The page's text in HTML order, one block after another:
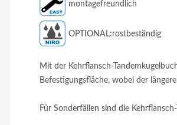
montagefreundlich
OPTIONAL:rostbeständig
Mit der Kehrflansch-
Befestigungsfläche, wobei der
Für Sonderfällen sind die